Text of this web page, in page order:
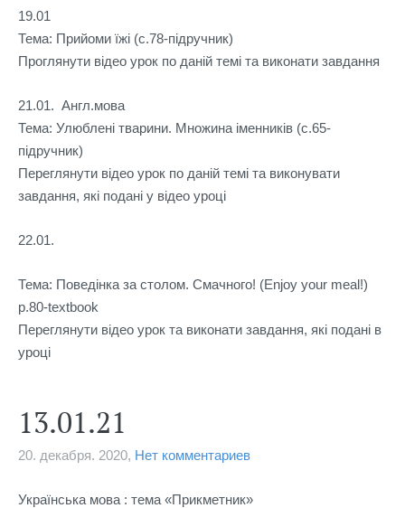
19.01
Тема: Прийоми їжі (с.78-підручник)
Проглянути відео урок по даній темі та виконати завдання
21.01.  Англ.мова
Тема: Улюблені тварини. Множина іменників (с.65-
підручник)
Переглянути відео урок по даній темі та виконувати
завдання, які подані у відео уроці
22.01.
Тема: Поведінка за столом. Смачного! (Enjoy your meal!)
p.80-textbook
Переглянути відео урок та виконати завдання, які подані в
уроці
13.01.21
20. декабря. 2020, Нет комментариев
Українська мова : тема «Прикметник»